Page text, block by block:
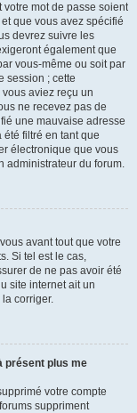
votre mot de passe soient
que vous avez spécifié
devrez suivre les
également que
vous-même ou soit par
session ; cette
aviez reçu un
ne recevez pas de
une mauvaise adresse
filtré en tant que
électronique que vous
administrateur du forum.
avant tout que votre
Si tel est le cas,
de ne pas avoir été
site internet ait un
corriger.
présent plus me
votre compte
suppriment